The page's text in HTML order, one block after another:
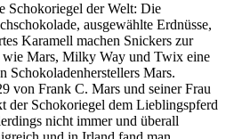
Schokoriegel der Welt: Die
ausgewählte Erdnüsse,
Karamell machen Snickers zur
Mars, Milky Way und Twix eine
Schokoladenherstellers Mars.
von Frank C. Mars und seiner Frau
der Schokoriegel dem Lieblingspferd
nicht immer und überall